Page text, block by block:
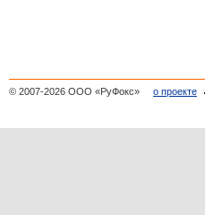
© 2007-2026 ООО «РуФокс» о проекте